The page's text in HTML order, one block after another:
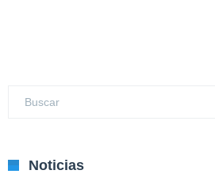
Noticias